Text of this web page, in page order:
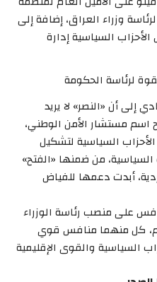
وزراء العراق، إضافة إلى
السياسية إدارة
لرئاسة الحكومة
إلى أن «النصر» لا يريد
اسم مستشار الأمن الوطني،
السياسية لتشكيل
من ضمنها «الفتح»
أبدت دعمها للفياض
على منصب رئاسة الوزراء
كل منهما منافس قوي
السياسية والقوى الإقليمية